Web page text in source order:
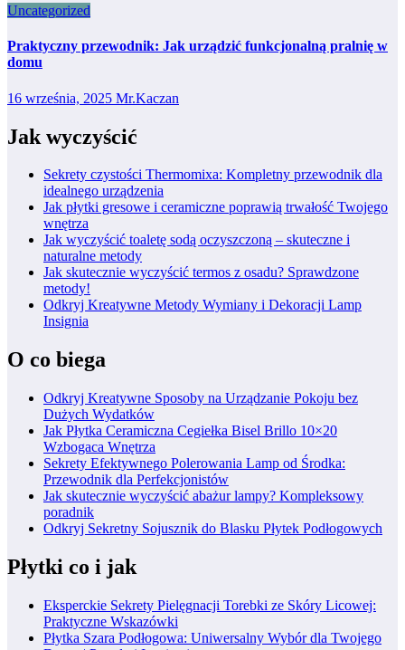
Uncategorized
Praktyczny przewodnik: Jak urządzić funkcjonalną pralnię w
domu
16 września, 2025 Mr.Kaczan
Jak wyczyścić
Sekrety czystości Thermomixa: Kompletny przewodnik dla
idealnego urządzenia
Jak płytki gresowe i ceramiczne poprawią trwałość Twojego
wnętrza
Jak wyczyścić toaletę sodą oczyszczoną – skuteczne i
naturalne metody
Jak skutecznie wyczyścić termos z osadu? Sprawdzone
metody!
Odkryj Kreatywne Metody Wymiany i Dekoracji Lamp
Insignia
O co biega
Odkryj Kreatywne Sposoby na Urządzanie Pokoju bez
Dużych Wydatków
Jak Płytka Ceramiczna Cegiełka Bisel Brillo 10×20
Wzbogaca Wnętrza
Sekrety Efektywnego Polerowania Lamp od Środka:
Przewodnik dla Perfekcjonistów
Jak skutecznie wyczyścić abażur lampy? Kompleksowy
poradnik
Odkryj Sekretny Sojusznik do Blasku Płytek Podłogowych
Płytki co i jak
Eksperckie Sekrety Pielęgnacji Torebki ze Skóry Licowej:
Praktyczne Wskazówki
Płytka Szara Podłogowa: Uniwersalny Wybór dla Twojego